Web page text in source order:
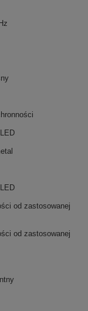
od zastosowanej
od zastosowanej